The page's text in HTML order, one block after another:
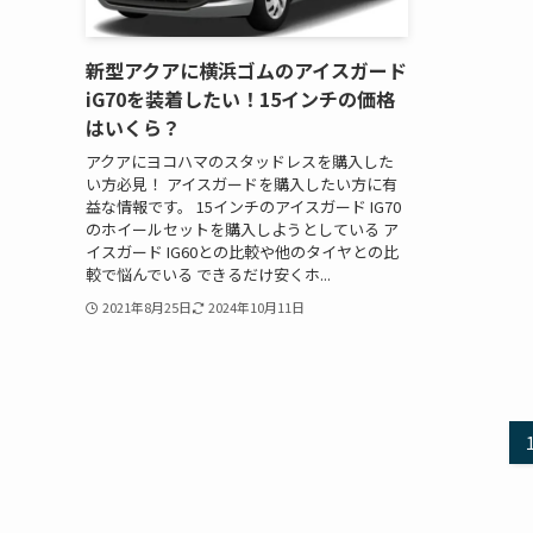
新型アクアに横浜ゴムのアイスガード
iG70を装着したい！15インチの価格
はいくら？
アクアにヨコハマのスタッドレスを購入した
い方必見！ アイスガードを購入したい方に有
益な情報です。 15インチのアイスガード IG70
のホイールセットを購入しようとしている ア
イスガード IG60との比較や他のタイヤとの比
較で悩んでいる できるだけ安くホ...
2021年8月25日 2024年10月11日
1